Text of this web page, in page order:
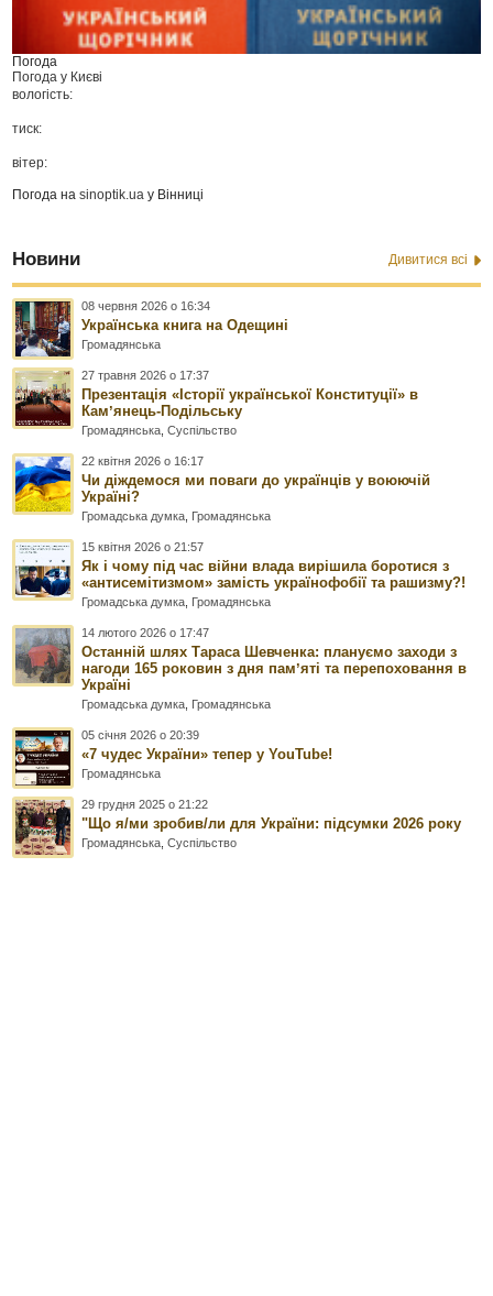
Погода
Погода у Києві
вологість:
тиск:
вітер:
Погода наsinoptik.ua у Вінниці
Новини Дивитися всі
08 червня 2026 о 16:34
Українська книга на Одещині
Громадянська
27 травня 2026 о 17:37
Презентація «Історії української Конституції» в
Камʼянець-Подільську
Громадянська ,Суспільство
22 квітня 2026 о 16:17
Чи діждемося ми поваги до українців у воюючій
Україні?
Громадська думка Громадянська
15 квітня 2026 о 21:57
Як і чому під час війни влада вирішила боротися з
«антисемітизмом» замість українофобії та рашизму?!
Громадська думка Громадянська
14 лютого 2026 о 17:47
Останній шлях Тараса Шевченка: плануємо заходи з
нагоди 165 роковин з дня памʼяті та перепоховання в
Україні
Громадська думка Громадянська
05 січня 2026 о 20:39
«7 чудес України» тепер у YouTube!
Громадянська
29 грудня 2025 о 21:22
"Що я/ми зробив/ли для України: підсумки 2026 року
Громадянська ,Суспільство